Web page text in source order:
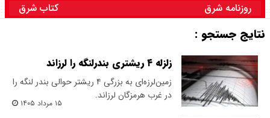
روزنامه شرق کتاب شرق
نتایج جستجو :
زلزله ۴ ریشتری بندرلنگه را لرزاند
زمین‌لرزه‌ای به بزرگی ۴ ریشتر حوالی بندر لنگه را
در غرب هرمزگان لرزاند.
۱۵ مرداد ۱۴۰۵